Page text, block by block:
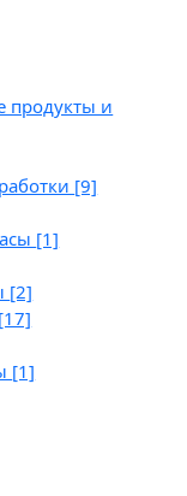
продукты и
[9]
[1]
[2]
[17]
[1]